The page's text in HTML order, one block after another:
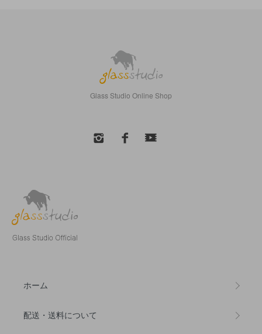
Glass Studio Online Shop
ホーム
配送・送料について